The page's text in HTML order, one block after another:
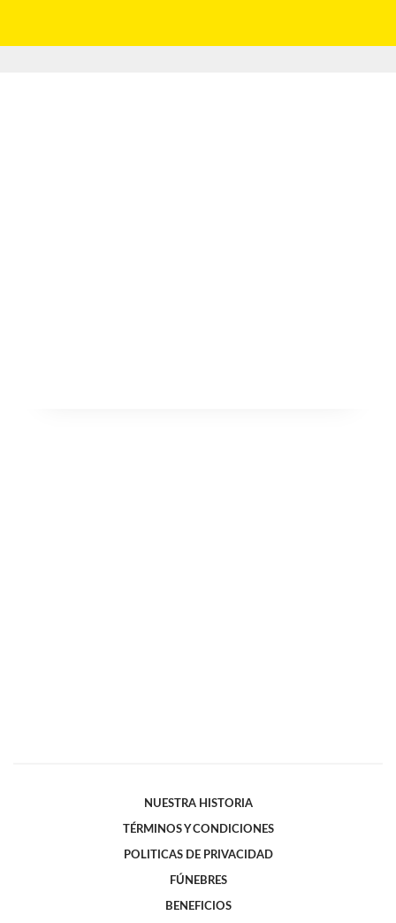
NUESTRA HISTORIA
TÉRMINOS Y CONDICIONES
POLITICAS DE PRIVACIDAD
FÚNEBRES
BENEFICIOS